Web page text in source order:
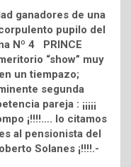
ganadores de una
pupilo del
Nº 4 PRINCE
“show” muy
un tiempazo;
segunda
pareja : ¡¡¡¡¡
¡!!!!…. lo citamos
al pensionista del
Solanes ¡!!!!.-